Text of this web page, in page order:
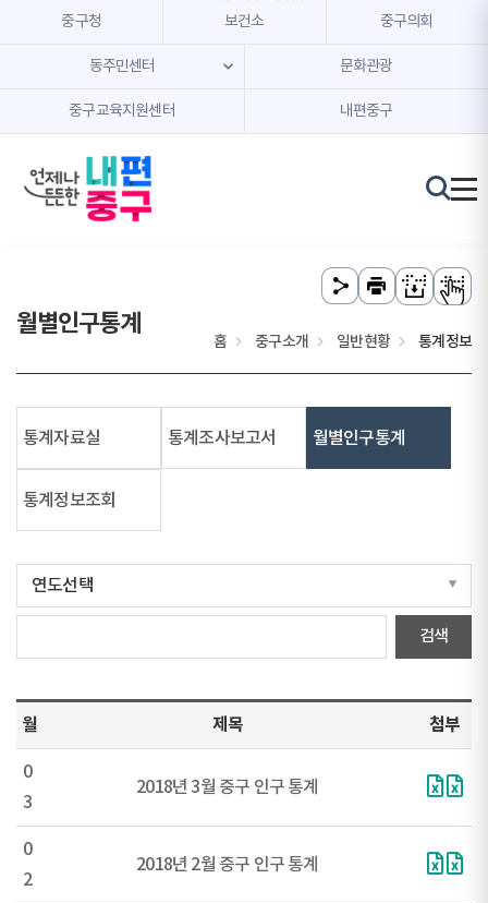
본문 내용 바로가기
주메뉴 바로가기
중구청 보건소 중구의회
동주민센터 문화관광
중구교육지원센터 내편중구
월별인구통계
홈 중구소개 일반현황 통계정보
통계자료실 통계조사보고서 월별인구통계
통계정보조회
월 제목 첨부
0
3
2018년 3월 중구 인구 통계
0
2
2018년 2월 중구 인구 통계